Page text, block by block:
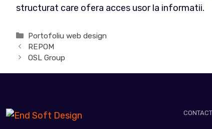
structurat care ofera acces usor la informatii.
Categorii
Portofoliu web design
REPOM
OSL Group
CONTACT